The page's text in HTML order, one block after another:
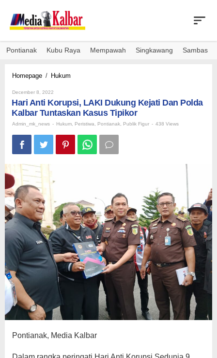
content
Pontianak Kubu Raya Mempawah Singkawang Sambas
Homepage / Hukum
LAKI
Dukung
Dan
Polda
Kalbar
Tuntaskan
December 8, 2022
Hari Anti Korupsi, LAKI Dukung Kejati Dan Polda
Kalbar Tuntaskan Kasus Tipikor
Admin_mk_news - Hukum Peristiwa Pontianak Publik Figur - 438 Views
Pontianak, Media Kalbar